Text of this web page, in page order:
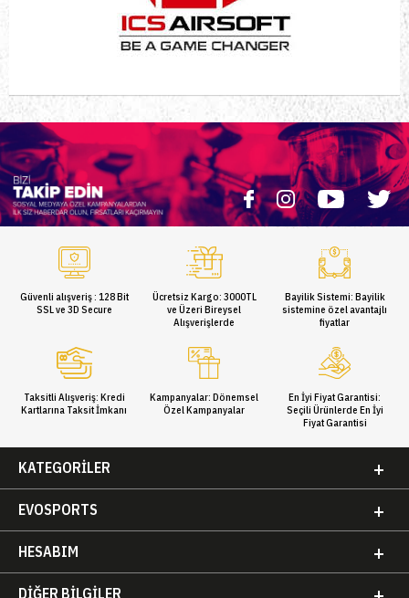
Güvenli alışveriş : 128 Bit
SSL ve 3D Secure
Ücretsiz Kargo: 3000TL
ve Üzeri Bireysel
Alışverişlerde
Bayilik Sistemi: Bayilik
sistemine özel avantajlı
fiyatlar
Taksitli Alışveriş: Kredi
Kartlarına Taksit İmkanı
Kampanyalar: Dönemsel
Özel Kampanyalar
En İyi Fiyat Garantisi:
Seçili Ürünlerde En İyi
Fiyat Garantisi
KATEGORILER
EVOSPORTS
HESABIM
DIĞER BILGILER